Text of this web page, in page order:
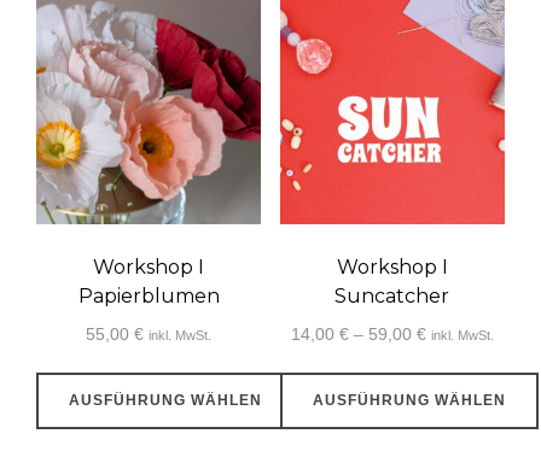
weist
mehrere
Varianten
auf.
Die
Optionen
können
auf
der
Produktseite
werden
weist
mehrere
Varianten
auf.
Die
können
auf
der
Produktseite
werden
Workshop I
Papierblumen
55,00€ inkl. MwSt.
AUSFÜHRUNG WÄHLEN
Workshop I
Suncatcher
14,00 € – 59,00 €Preisspanne:
bis
inkl. MwSt.
AUSFÜHRUNG WÄHLEN